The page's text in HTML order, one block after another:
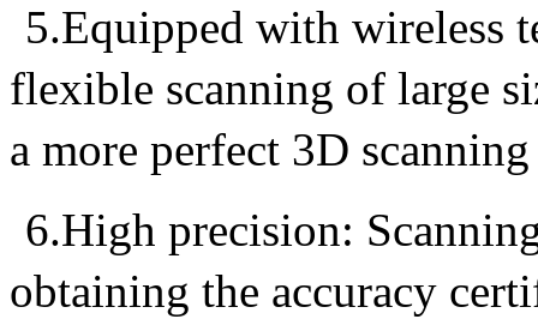
5.Equipped with wireless
flexible scanning of large
a more perfect 3D
6.High precision:
obtaining the accuracy